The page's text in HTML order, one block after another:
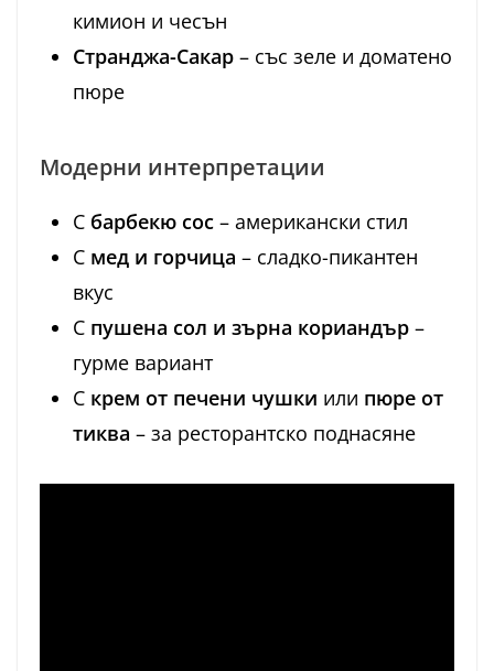
кимион и чесън
Странджа-Сакар – със зеле и доматено
пюре
Модерни интерпретации
С барбекю сос – американски стил
С мед и горчица – сладко-пикантен
вкус
С пушена сол и зърна кориандър –
гурме вариант
С крем от печени чушки или пюре от
тиква – за ресторантско поднасяне